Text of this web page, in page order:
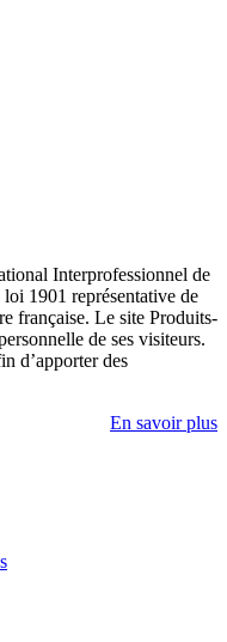
Interprofessionnel de
1901 représentative de
française. Le site Produits-
de ses visiteurs.
d’apporter des
En savoir plus